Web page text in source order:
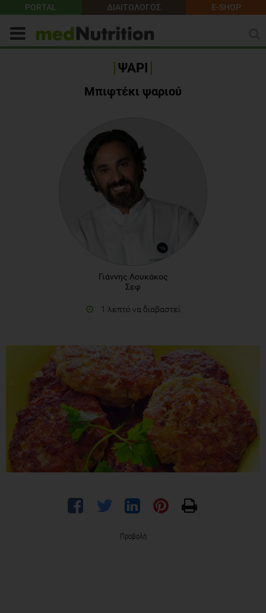
PORTAL ΔΙΑΙΤΟΛΟΓΟΣ E-SHOP
ΨΑΡΙ
Μπιφτέκι ψαριού
Γιάννης Λουκάκος
Σεφ
1 λεπτό να διαβαστεί
Προβολή